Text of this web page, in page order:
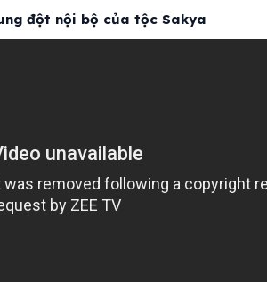
đột nội bộ của tộc Sakya